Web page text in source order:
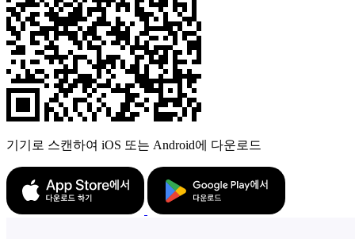
기기로 스캔하여 iOS 또는 Android에 다운로드